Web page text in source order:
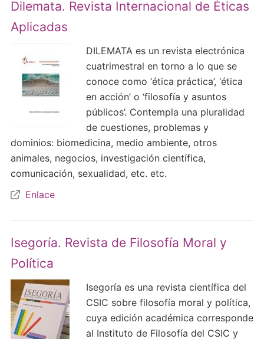
Dilemata. Revista Internacional de Éticas
Aplicadas
DILEMATA es un revista electrónica
cuatrimestral en torno a lo que se
conoce como ‘ética práctica’, ‘ética
en acción’ o ‘filosofía y asuntos
públicos’. Contempla una pluralidad
de cuestiones, problemas y
dominios: biomedicina, medio ambiente, otros
animales, negocios, investigación científica,
comunicación, sexualidad, etc. etc.
Enlace
Isegoría. Revista de Filosofía Moral y
Política
Isegoría es una revista científica del
CSIC sobre filosofía moral y política,
cuya edición académica corresponde
al Instituto de Filosofía del CSIC y